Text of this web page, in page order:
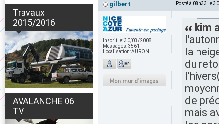
Travaux
2015/2016
AVALANCHE 06
TV
gilbert Posté à 08h33 le
Inscrit le:30/03/2008
Messages:3561
Localisation:AURON
kim
la
du
de
mais